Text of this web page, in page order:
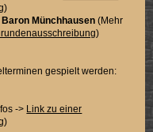
)
Münchhausen (Mehr
)
gespielt werden:
-> Link zu einer
)